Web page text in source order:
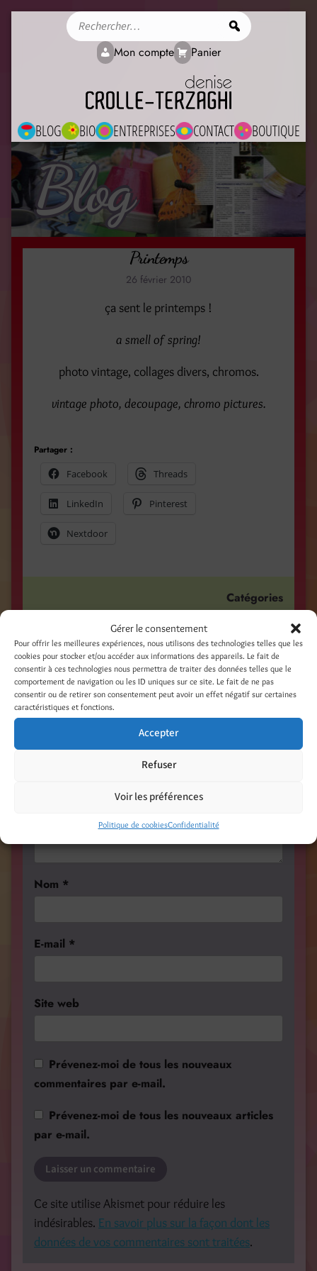
Gérer le consentement
Pour offrir les meilleures expériences, nous utilisons des technologies telles que les
cookies pour stocker et/ou accéder aux informations des appareils. Le fait de
consentir à ces technologies nous permettra de traiter des données telles que le
comportement de navigation ou les ID uniques sur ce site. Le fait de ne pas
consentir ou de retirer son consentement peut avoir un effet négatif sur certaines
caractéristiques et fonctions.
Accepter
Refuser
Voir les préférences
Politique de cookiesConfidentialité
BLOG BIO ENTREPRISES CONTACT BOUTIQUE
Mon compte Panier
Blog
Printemps
26 février 2010
ça sent le printemps !
a smell of spring!
photo vintage, collages divers, chromos.
vintage photo, decoupage, chromo pictures.
Partager :
Facebook
Threads
LinkedIn Pinterest
Nextdoor
Catégories
Laisser un commentaire
Votre adresse e-mail ne sera pas publiée.
Les champs obligatoires sont indiqués avec*
Nom *
E-mail *
Site web
Prévenez-moi de tous les nouveaux
commentaires par e-mail.
Prévenez-moi de tous les nouveaux articles
par e-mail.
Ce site utilise Akismet pour réduire les
indésirables. En savoir plus sur la façon dont les
données de vos commentaires sont traitées.